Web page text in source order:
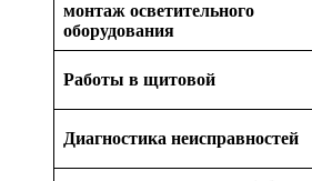
монтаж осветительного
оборудования
Работы в щитовой
Диагностика неисправностей